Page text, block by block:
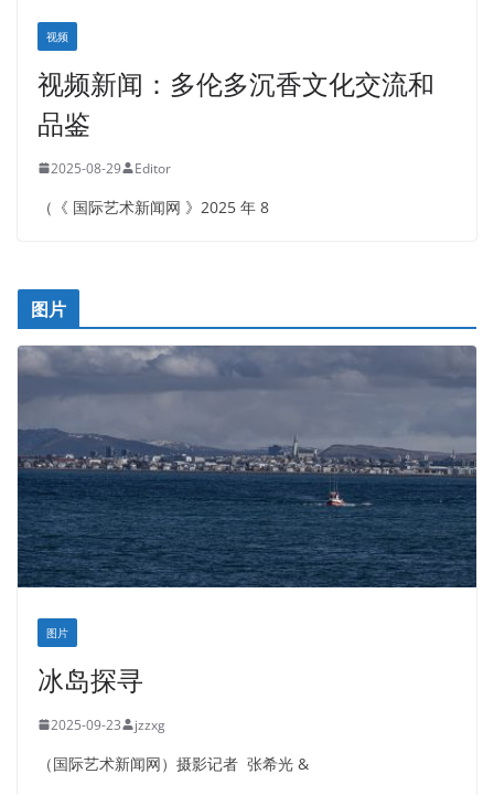
视频
视频新闻：多伦多沉香文化交流和
品鉴
2025-08-29 Editor
（《 国际艺术新闻网 》2025 年 8
图片
图片
冰岛探寻
2025-09-23 jzzxg
（国际艺术新闻网）摄影记者 张希光 &